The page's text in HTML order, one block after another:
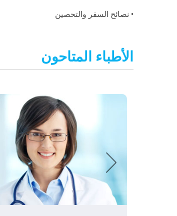
• نصائح السفر والتحصين
الأطباء المتاحون
Next